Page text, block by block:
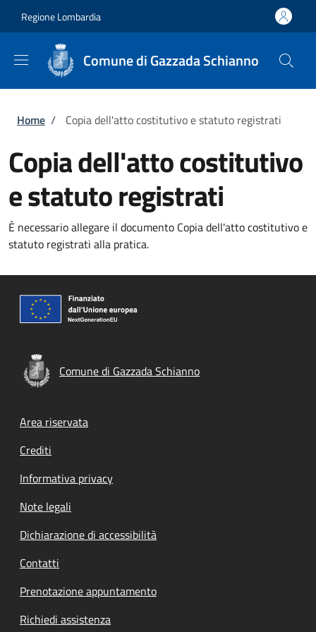
Regione Lombardia
Comune di Gazzada Schianno
Briciole di pane
Home / Copia dell'atto costitutivo e statuto registrati
Copia dell'atto costitutivo
e statuto registrati
È necessario allegare il documento Copia dell'atto costitutivo e
statuto registrati alla pratica.
Comune di Gazzada Schianno
Footer menu
Area riservata
Crediti
Informativa privacy
Note legali
Dichiarazione di accessibilità
Contatti
Prenotazione appuntamento
Richiedi assistenza